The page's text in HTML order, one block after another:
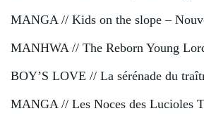
MANGA // Kids on the slope –
MANHWA // The Reborn Young
BOY’S LOVE // La sérénade du
MANGA // Les Noces des Lucioles